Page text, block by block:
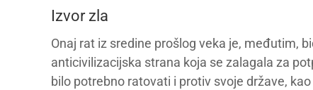
Izvor zla
Onaj rat iz sredine prošlog veka je, međutim,
anticivilizacijska strana koja se zalagala za
bilo potrebno ratovati i protiv svoje države,